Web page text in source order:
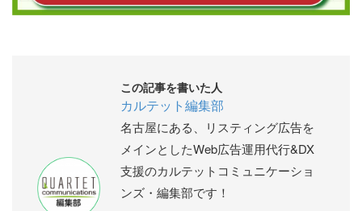
この記事を書いた人
カルテット編集部
名古屋にある、リスティング広告を
メインとしたWeb広告運用代行&DX
支援のカルテットコミュニケーショ
ンズ・編集部です！